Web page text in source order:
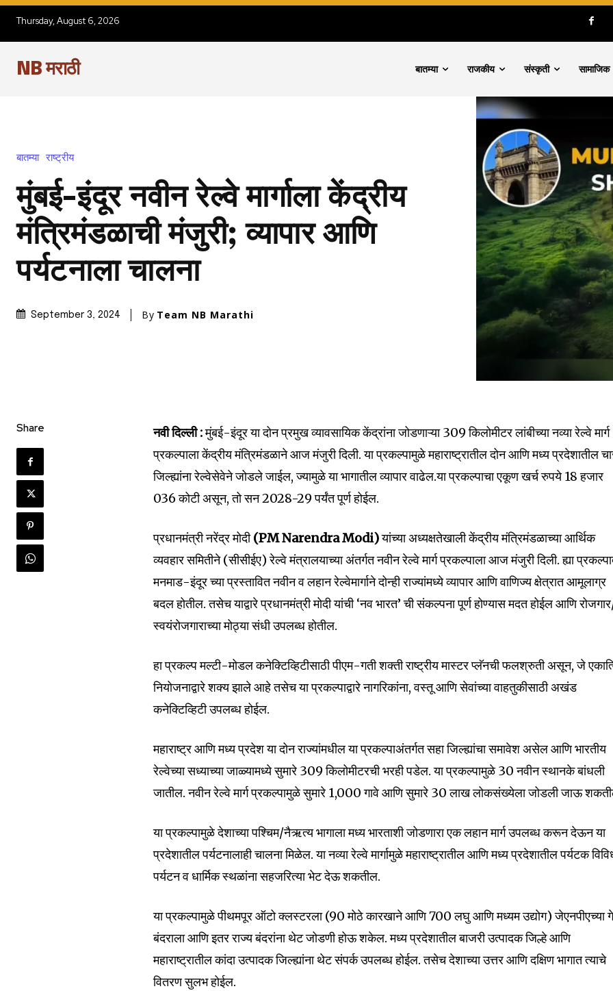
Join our community of
SUBSCRIBERS and be part
of the conversation.
To subscribe, simply enter your email address on our website or click
the subscribe button below. Don't worry, we respect your privacy and
I've read and
Fans Followers
Thursday, August 6, 2026
NB मराठी बातम्या राजकीय संस्कृती सामाजिक
बातम्या राष्ट्रीय
मुंबई-इंदूर नवीन रेल्वे मार्गाला केंद्रीय
मंत्रिमंडळाची मंजुरी; व्यापार आणि
पर्यटनाला चालना
September 3, 2024 By Team NB Marathi
Share नवी दिल्ली :मुंबई-इंदूर या दोन प्रमुख व्यावसायिक केंद्रांना जोडणाऱ्या 309 किलोमीटर लांबीच्या नव्या रेल्वे मार्ग
प्रकल्पाला केंद्रीय मंत्रिमंडळाने आज मंजुरी दिली. या प्रकल्पामुळे महाराष्ट्रातील दोन आणि मध्य प्रदेशातील
जिल्ह्यांना रेल्वेसेवेने जोडले जाईल, ज्यामुळे या भागातील व्यापार वाढेल.या प्रकल्पाचा एकूण खर्च रुपये 18 हजार
036 कोटी असून, तो सन 2028-29 पर्यंत पूर्ण होईल.
प्रधानमंत्री नरेंद्र मोदी(PM Narendra Modi)यांच्या अध्यक्षतेखाली केंद्रीय मंत्रिमंडळाच्या आर्थिक
व्यवहार समितीने (सीसीईए) रेल्वे मंत्रालयाच्या अंतर्गत नवीन रेल्वे मार्ग प्रकल्पाला आज मंजुरी दिली. ह्या
मनमाड-इंदूर च्या प्रस्तावित नवीन व लहान रेल्वेमार्गाने दोन्ही राज्यांमध्ये व्यापार आणि वाणिज्य क्षेत्रात आमूलाग्र
बदल होतील. तसेच याद्वारे प्रधानमंत्री मोदी यांची ‘नव भारत’ ची संकल्पना पूर्ण होण्यास मदत होईल आणि
स्वयंरोजगाराच्या मोठ्या संधी उपलब्ध होतील.
हा प्रकल्प मल्टी-मोडल कनेक्टिव्हिटीसाठी पीएम-गती शक्ती राष्ट्रीय मास्टर प्लॅनची फलश्रुती असून, जे
नियोजनाद्वारे शक्य झाले आहे तसेच या प्रकल्पाद्वारे नागरिकांना, वस्तू आणि सेवांच्या वाहतुकीसाठी अखंड
कनेक्टिव्हिटी उपलब्ध होईल.
महाराष्ट्र आणि मध्य प्रदेश या दोन राज्यांमधील या प्रकल्पाअंतर्गत सहा जिल्ह्यांचा समावेश असेल आणि भारतीय
रेल्वेच्या सध्याच्या जाळ्यामध्ये सुमारे 309 किलोमीटरची भरही पडेल. या प्रकल्पामुळे 30 नवीन स्थानके बांधली
जातील. नवीन रेल्वे मार्ग प्रकल्पामुळे सुमारे 1,000 गावे आणि सुमारे 30 लाख लोकसंख्येला जोडली जाऊ
या प्रकल्पामुळे देशाच्या पश्चिम/नैऋत्य भागाला मध्य भारताशी जोडणारा एक लहान मार्ग उपलब्ध करून देऊन या
प्रदेशातील पर्यटनालाही चालना मिळेल. या नव्या रेल्वे मार्गामुळे महाराष्ट्रातील आणि मध्य प्रदेशातील पर्यटक
पर्यटन व धार्मिक स्थळांना सहजरित्या भेट देऊ शकतील.
या प्रकल्पामुळे पीथमपूर ऑटो क्लस्टरला (90 मोठे कारखाने आणि 700 लघु आणि मध्यम उद्योग) जेएनपीएच्या
बंदराला आणि इतर राज्य बंदरांना थेट जोडणी होऊ शकेल. मध्य प्रदेशातील बाजरी उत्पादक जिल्हे आणि
महाराष्ट्रातील कांदा उत्पादक जिल्ह्यांना थेट संपर्क उपलब्ध होईल. तसेच देशाच्या उत्तर आणि दक्षिण भागात त्याचे
वितरण सुलभ होईल.